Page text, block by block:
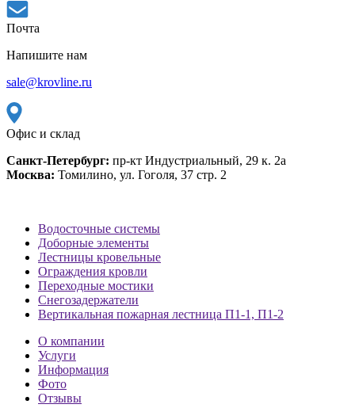
Почта
Напишите нам
sale@krovline.ru
Офис и склад
Санкт-Петербург: пр-кт Индустриальный, 29 к. 2а
Москва: Томилино, ул. Гоголя, 37 стр. 2
Водосточные системы
Доборные элементы
Лестницы кровельные
Ограждения кровли
Переходные мостики
Снегозадержатели
Вертикальная пожарная лестница П1-1, П1-2
О компании
Услуги
Информация
Фото
Отзывы